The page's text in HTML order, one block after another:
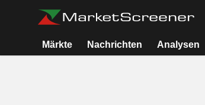
Märkte Nachrichten Analysen